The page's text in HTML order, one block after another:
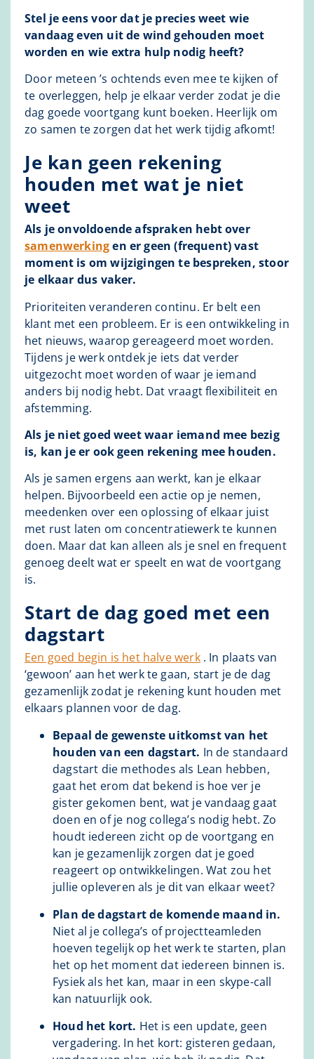
Stel je eens voor dat je precies weet wie
vandaag even uit de wind gehouden moet
worden en wie extra hulp nodig heeft?
Door meteen ’s ochtends even mee te kijken of
te overleggen, help je elkaar verder zodat je die
dag goede voortgang kunt boeken. Heerlijk om
zo samen te zorgen dat het werk tijdig afkomt!
Je kan geen rekening
houden met wat je niet
weet
Als je onvoldoende afspraken hebt over
samenwerkingen er geen (frequent) vast
moment is om wijzigingen te bespreken, stoor
je elkaar dus vaker.
Prioriteiten veranderen continu. Er belt een
klant met een probleem. Er is een ontwikkeling in
het nieuws, waarop gereageerd moet worden.
Tijdens je werk ontdek je iets dat verder
uitgezocht moet worden of waar je iemand
anders bij nodig hebt. Dat vraagt flexibiliteit en
afstemming.
Als je niet goed weet waar iemand mee bezig
is, kan je er ook geen rekening mee houden.
Als je samen ergens aan werkt, kan je elkaar
helpen. Bijvoorbeeld een actie op je nemen,
meedenken over een oplossing of elkaar juist
met rust laten om concentratiewerk te kunnen
doen. Maar dat kan alleen als je snel en frequent
genoeg deelt wat er speelt en wat de voortgang
is.
Start de dag goed met een
dagstart
Een goed begin is het halve werk. In plaats van
‘gewoon’ aan het werk te gaan, start je de dag
gezamenlijk zodat je rekening kunt houden met
elkaars plannen voor de dag.
Bepaal de gewenste uitkomst van het
houden van een dagstart. In de standaard
dagstart die methodes als Lean hebben,
gaat het erom dat bekend is hoe ver je
gister gekomen bent, wat je vandaag gaat
doen en of je nog collega’s nodig hebt. Zo
houdt iedereen zicht op de voortgang en
kan je gezamenlijk zorgen dat je goed
reageert op ontwikkelingen. Wat zou het
jullie opleveren als je dit van elkaar weet?
Plan de dagstart de komende maand in.
Niet al je collega’s of projectteamleden
hoeven tegelijk op het werk te starten, plan
het op het moment dat iedereen binnen is.
Fysiek als het kan, maar in een skype-call
kan natuurlijk ook.
Houd het kort. Het is een update, geen
vergadering. In het kort: gisteren gedaan,